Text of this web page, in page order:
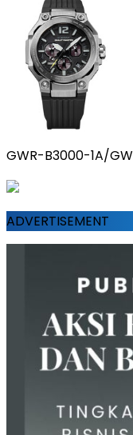
GWR-B3000-1A/
ADVERTISEMENT